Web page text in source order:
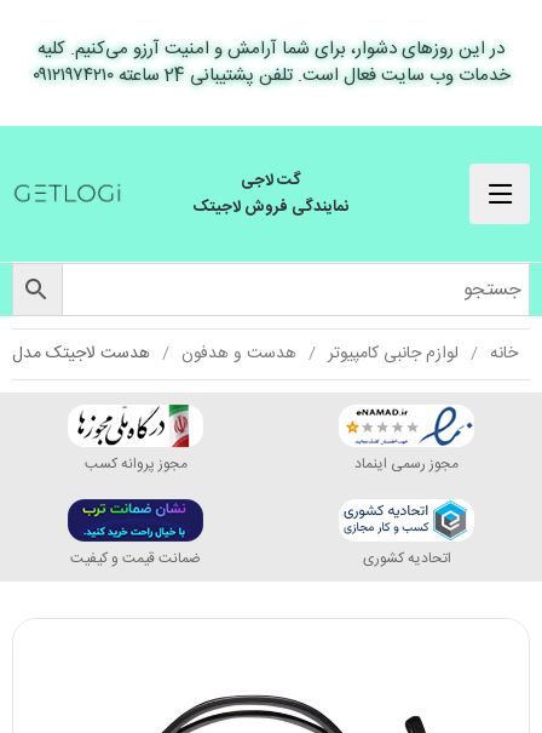
در این روزهای دشوار، برای شما آرامش و امنیت آرزو می‌کنیم. کلیه
خدمات وب سایت فعال است. تلفن پشتیبانی 24 ساعته ۰۹۱۲۱۹۷۴۲۱۰
گت لاجی
نمایندگی فروش لاجیتک
خانه لوازم جانبی کامپیوتر هدست و هدفون هدست لاجیتک مدل H960 (جعبه باز)
مجوز رسمی اینماد
اتحادیه کشوری
مجوز پروانه کسب
ضمانت قیمت و کیفیت